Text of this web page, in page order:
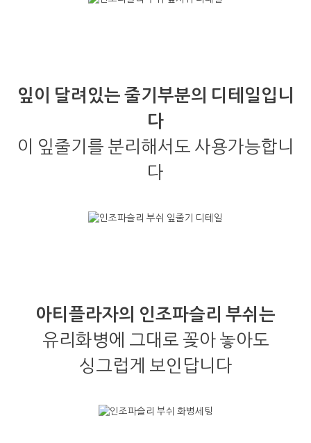
잎이 달려있는 줄기부분의 디테일입니
다
이 잎줄기를 분리해서도 사용가능합니
다
아티플라자의 인조파슬리 부쉬는
유리화병에 그대로 꽂아 놓아도
싱그럽게 보인답니다